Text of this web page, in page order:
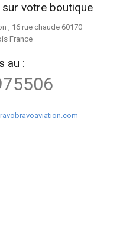
votre boutique
, 16 rue chaude 60170
France
au :